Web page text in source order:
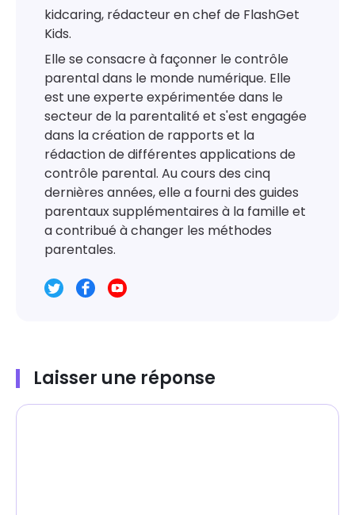
kidcaring, rédacteur en chef de FlashGet
Kids.
Elle se consacre à façonner le contrôle
parental dans le monde numérique. Elle
est une experte expérimentée dans le
secteur de la parentalité et s'est engagée
dans la création de rapports et la
rédaction de différentes applications de
contrôle parental. Au cours des cinq
dernières années, elle a fourni des guides
parentaux supplémentaires à la famille et
a contribué à changer les méthodes
parentales.
Laisser une réponse